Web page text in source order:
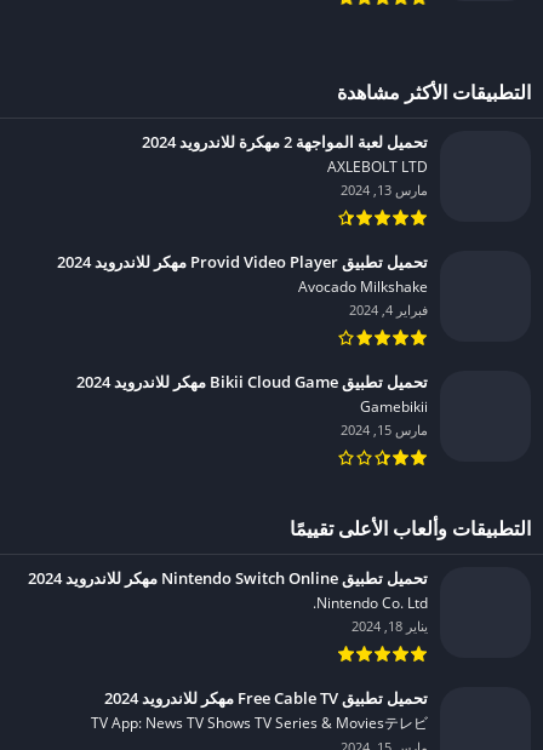
التطبيقات الأكثر مشاهدة
تحميل لعبة المواجهة 2 مهكرة للاندرويد 2024
AXLEBOLT LTD‏
مارس 13, 2024
تحميل تطبيق Provid Video Player مهكر للاندرويد 2024
Avocado Milkshake‏
فبراير 4, 2024
تحميل تطبيق Bikii Cloud Game مهكر للاندرويد 2024
Gamebikii‏
مارس 15, 2024
التطبيقات وألعاب الأعلى تقييمًا
تحميل تطبيق Nintendo Switch Online مهكر للاندرويد 2024
Nintendo Co. Ltd.‏
يناير 18, 2024
تحميل تطبيق Free Cable TV مهكر للاندرويد 2024
TV App: News TV Shows TV Series & Moviesテレビ‏